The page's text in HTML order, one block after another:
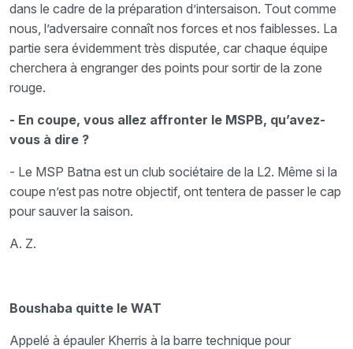
dans le cadre de la préparation d’intersaison. Tout comme
nous, l’adversaire connaît nos forces et nos faiblesses. La
partie sera évidemment très disputée, car chaque équipe
cherchera à engranger des points pour sortir de la zone
rouge.
- En coupe, vous allez affronter le MSPB, qu’avez-
vous à dire ?
- Le MSP Batna est un club sociétaire de la L2. Même si la
coupe n’est pas notre objectif, ont tentera de passer le cap
pour sauver la saison.
A. Z.
Boushaba quitte le WAT
Appelé à épauler Kherris à la barre technique pour